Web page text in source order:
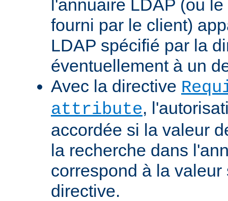
l'annuaire LDAP (ou
fourni par le client)
LDAP spécifié par la
éventuellement à un
Avec la directive
attribute,
accordée si la valeur
la recherche dans
correspond à la
directive.